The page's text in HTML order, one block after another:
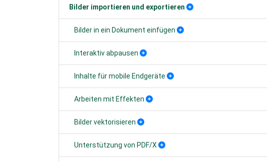
Bilder importieren und exportieren
Bilder in ein Dokument einfügen
Interaktiv abpausen
Inhalte für mobile Endgeräte
Arbeiten mit Effekten
Bilder vektorisieren
Unterstützung von PDF/X